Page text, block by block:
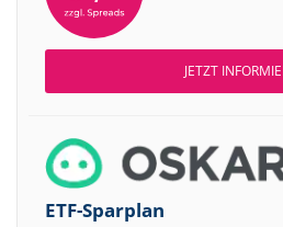
JETZT
ETF-Sparplan